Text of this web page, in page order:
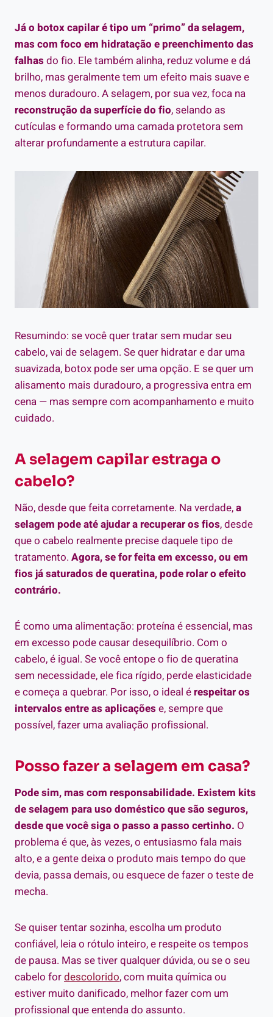
Já o botox capilar é tipo um “primo” da selagem,
mas com foco em hidratação e preenchimento das
falhasdo fio. Ele também alinha, reduz volume e dá
brilho, mas geralmente tem um efeito mais suave e
menos duradouro. A selagem, por sua vez, foca na
reconstrução da superfície do fio, selando as
cutículas e formando uma camada protetora sem
alterar profundamente a estrutura capilar.
Resumindo: se você quer tratar sem mudar seu
cabelo, vai de selagem. Se quer hidratar e dar uma
suavizada, botox pode ser uma opção. E se quer um
alisamento mais duradouro, a progressiva entra em
cena — mas sempre com acompanhamento e muito
cuidado.
A selagem capilar estraga o
cabelo?
Não, desde que feita corretamente. Na verdade,a
selagem pode até ajudar a recuperar os fios, desde
que o cabelo realmente precise daquele tipo de
tratamento. Agora, se for feita em excesso, ou em
fios já saturados de queratina, pode rolar o efeito
contrário.
É como uma alimentação: proteína é essencial, mas
em excesso pode causar desequilíbrio. Com o
cabelo, é igual. Se você entope o fio de queratina
sem necessidade, ele fica rígido, perde elasticidade
e começa a quebrar. Por isso, o ideal érespeitar os
intervalos entre as aplicaçõese, sempre que
possível, fazer uma avaliação profissional.
Posso fazer a selagem em casa?
Pode sim, mas com responsabilidade. Existem kits
de selagem para uso doméstico que são seguros,
desde que você siga o passo a passo certinho. O
problema é que, às vezes, o entusiasmo fala mais
alto, e a gente deixa o produto mais tempo do que
devia, passa demais, ou esquece de fazer o teste de
mecha.
Se quiser tentar sozinha, escolha um produto
confiável, leia o rótulo inteiro, e respeite os tempos
de pausa. Mas se tiver qualquer dúvida, ou se o seu
cabelo fordescolorido, com muita química ou
estiver muito danificado, melhor fazer com um
profissional que entenda do assunto.